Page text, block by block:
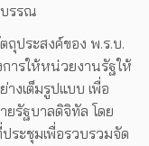
บรรณ
ถุประสงค์ของ พ.ร.บ.
ารให้หน่วยงานรัฐให้
งเต็มรูปแบบ เพื่อ
ยรัฐบาลดิจิทัล โดย
ระชุมเพื่อรวบรวมจัด